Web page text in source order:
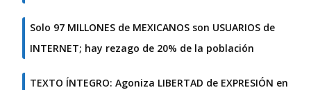
Solo 97 MILLONES de MEXICANOS son USUARIOS de
INTERNET; hay rezago de 20% de la población
TEXTO ÍNTEGRO: Agoniza LIBERTAD de EXPRESIÓN en